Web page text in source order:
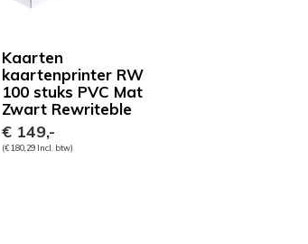
Kaarten
kaartenprinter RW
100 stuks PVC Mat
Zwart Rewriteble
€ 149,-
(€ 180,29 Incl. btw)